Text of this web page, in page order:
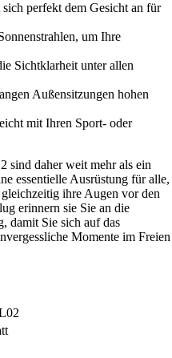
sich perfekt dem Gesicht an für
um Ihre
Sichtklarheit unter allen
Außensitzungen hohen
mit Ihren Sport- oder
sind daher weit mehr als ein
essentielle Ausrüstung für alle,
ihre Augen vor den
erinnern sie Sie an die
damit Sie sich auf das
Momente im Freien